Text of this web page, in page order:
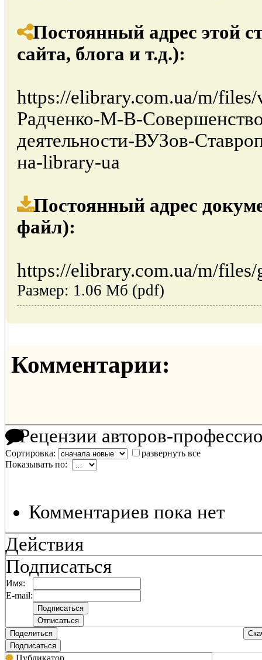
Постоянный адрес этой
сайта, блога и т.д.):
https://elibrary.com.ua/m/
Радченко-М-В-
деятельности-ВУЗов-
на-library-ua
Постоянный адрес
файл):
https://elibrary.com.ua/m/
Размер: 1.06 Мб (pdf)
Комментарии:
Рецензии авторов-
Сортировка:
развернуть все
Показывать по:
Комментариев пока нет
Действия
Подписаться
Имя:
E-mail:
Поделиться
Подписаться
Публикатор